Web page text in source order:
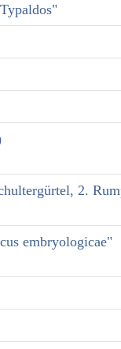
2.
embryologicae"